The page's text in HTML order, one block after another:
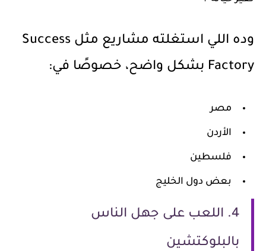
وده اللي استغلته مشاريع مثل Success
Factory بشكل واضح، خصوصًا في:
مصر
الأردن
فلسطين
بعض دول الخليج
4. اللعب على جهل الناس
بالبلوكتشين